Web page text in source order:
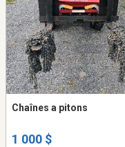
Chaînes a pitons
1 000 $